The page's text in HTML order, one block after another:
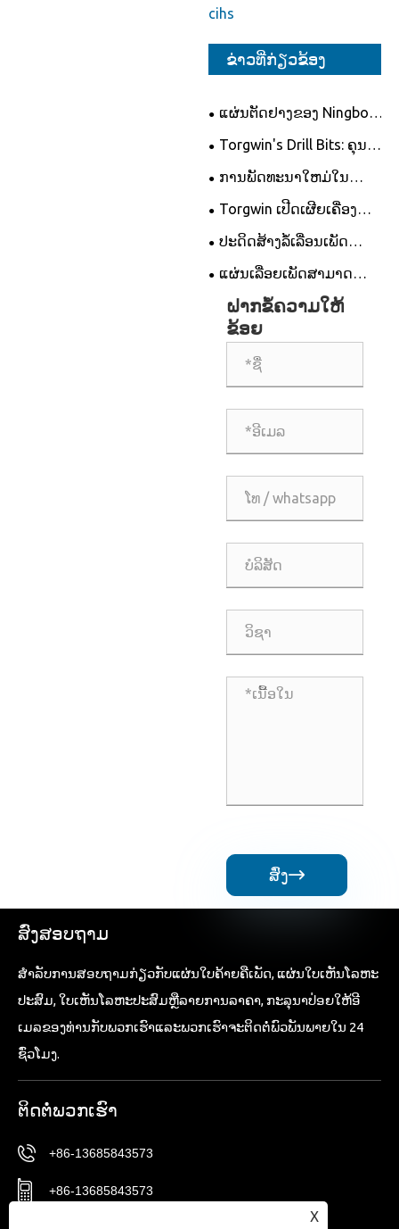
cihs
ຂ່າວທີ່ກ່ຽວຂ້ອງ
ແຜ່ນຕັດຢາງຂອງ Ningbo
Torbo Torgwin: ການ
ປະຕິວັດອຸດສາຫະກໍາການຕັດ
Torgwin's Drill Bits: ຄຸນ
ນະສົມບັດ, ຄໍາຮ້ອງສະຫມັກ
ການພັດທະນາໃຫມ່ໃນ
ວົງມົນທີ່ໄດ້ເຫັນແຜ່ນໃບຄ້າຍຄື
Torgwin ເປີດເຜີຍເຄື່ອງ
ເຈາະເພັດຕັດຂອບສໍາລັບການ
ແກ້ໄຂບັນຫາການເຈາະທີ່ບໍ່
ກົງກັນ
ປະດິດສ້າງລໍ້ເລື່ອນເພັດ
ປະຕິວັດການຕັດຄວາມຊັດເຈນ
ແຜ່ນເລື່ອຍເພັດສາມາດ
ແຫຼມໄດ້ບໍ?
ຝາກຂໍ້ຄວາມໃຫ້
ຂ້ອຍ
ສົ່ງ
ສົ່ງສອບຖາມ
ສໍາ​ລັບ​ການ​ສອບ​ຖາມ​ກ່ຽວ​ກັບ​ແຜ່ນ​ໃບ​ຄ້າຍ​ຄື​ເພັດ​, ແຜ່ນ​ໃບ​ເຫັນ​ໂລຫະ​
ປະສົມ​, ໃບ​ເຫັນ​ໂລຫະ​ປະສົມ​ຫຼື​ລາຍ​ການ​ລາ​ຄາ​, ກະ​ລຸ​ນາ​ປ່ອຍ​ໃຫ້​ອີ​
ເມລ​ຂອງ​ທ່ານ​ກັບ​ພວກ​ເຮົາ​ແລະ​ພວກ​ເຮົາ​ຈະ​ຕິດ​ຕໍ່​ພົວ​ພັນ​ພາຍ​ໃນ 24
ຊົ່ວ​ໂມງ​.
ຕິດ​ຕໍ່​ພວກ​ເຮົາ
+86-13685843573
+86-13685843573
X